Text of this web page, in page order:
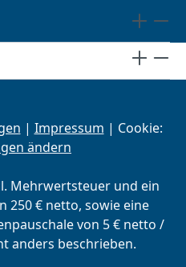
| Impressum | Cookie:
ändern
Mehrwertsteuer und ein
250 € netto, sowie eine
von 5 € netto /
anders beschrieben.